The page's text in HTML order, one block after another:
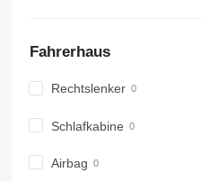
Fahrerhaus
Rechtslenker
Schlafkabine
Airbag